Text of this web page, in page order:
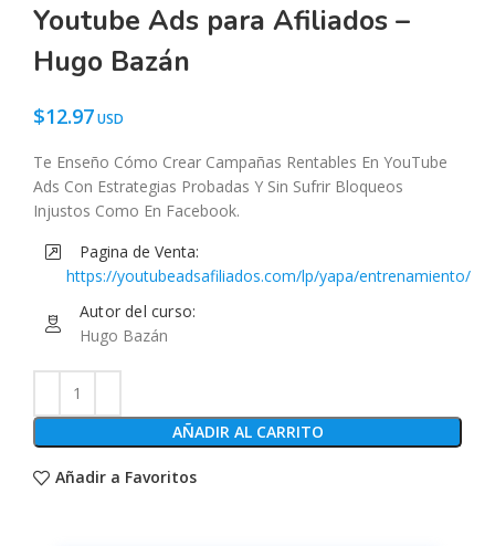
Youtube Ads para Afiliados –
Hugo Bazán
$12.97
Te Enseño Cómo Crear Campañas Rentables En YouTube
Ads Con Estrategias Probadas Y Sin Sufrir Bloqueos
Injustos Como En Facebook.
Pagina de Venta:
https://youtubeadsafiliados.com/lp/yapa/entrenamiento/
Autor del curso:
Hugo Bazán
AÑADIR AL CARRITO
Añadir a Favoritos